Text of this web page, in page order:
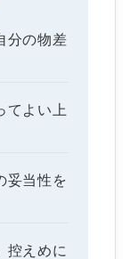
分の物差
てよい上
妥当性を
控えめに